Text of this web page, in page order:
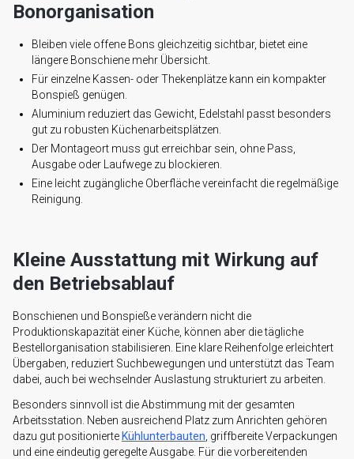
Bonorganisation
Bleiben viele offene Bons gleichzeitig sichtbar, bietet eine
längere Bonschiene mehr Übersicht.
Für einzelne Kassen- oder Thekenplätze kann ein kompakter
Bonspieß genügen.
Aluminium reduziert das Gewicht, Edelstahl passt besonders
gut zu robusten Küchenarbeitsplätzen.
Der Montageort muss gut erreichbar sein, ohne Pass,
Ausgabe oder Laufwege zu blockieren.
Eine leicht zugängliche Oberfläche vereinfacht die regelmäßige
Reinigung.
Kleine Ausstattung mit Wirkung auf
den Betriebsablauf
Bonschienen und Bonspieße verändern nicht die
Produktionskapazität einer Küche, können aber die tägliche
Bestellorganisation stabilisieren. Eine klare Reihenfolge erleichtert
Übergaben, reduziert Suchbewegungen und unterstützt das Team
dabei, auch bei wechselnder Auslastung strukturiert zu arbeiten.
Besonders sinnvoll ist die Abstimmung mit der gesamten
Arbeitsstation. Neben ausreichend Platz zum Anrichten gehören
dazu gut positionierte Kühlunterbauten , griffbereite Verpackungen
und eine eindeutig geregelte Ausgabe. Für die vorbereitenden